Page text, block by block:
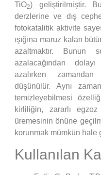
TiO2) geliştirilmiştir.
derzlerine ve dış
fotokatalitik aktivite
ışığına maruz kalan
azaltmaktır. Bunun
azalacağından
azalırken
düşünülür. Aynı
temizleyebilmesi
kirliliğin, zararlı
üremesinin önüne
korunmak mümkün hale
Kullanılan